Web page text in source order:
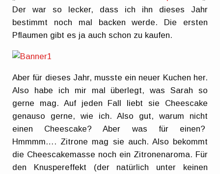
Der war so lecker, dass ich ihn dieses Jahr
bestimmt noch mal backen werde. Die ersten
Pflaumen gibt es ja auch schon zu kaufen.
Aber für dieses Jahr, musste ein neuer Kuchen her.
Also habe ich mir mal überlegt, was Sarah so
gerne mag. Auf jeden Fall liebt sie Cheescake
genauso gerne, wie ich. Also gut, warum nicht
einen Cheescake? Aber was für einen?
Hmmmm…. Zitrone mag sie auch. Also bekommt
die Cheescakemasse noch ein Zitronenaroma. Für
den Knuspereffekt (der natürlich unter keinen